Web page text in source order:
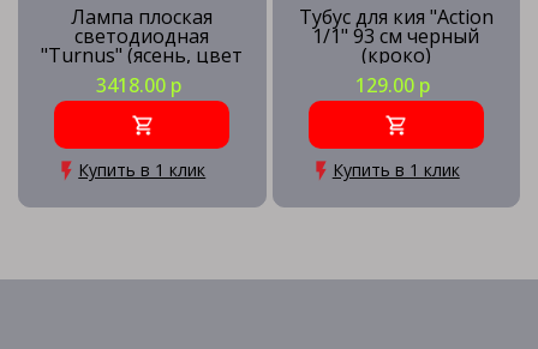
Лампа плоская
светодиодная
"Turnus" (ясень, цвет
американский орех,
белый отражатель,
305х66х10см)
3418.00 р
Купить в 1 клик
Тубус для кия "Action
1/1" 93 см черный
(кроко)
129.00 р
Купить в 1 клик